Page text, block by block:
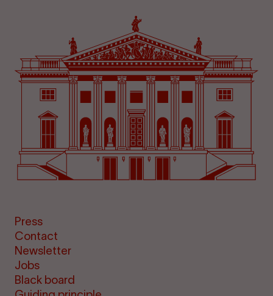
Press
Contact
Newsletter
Jobs
Black board